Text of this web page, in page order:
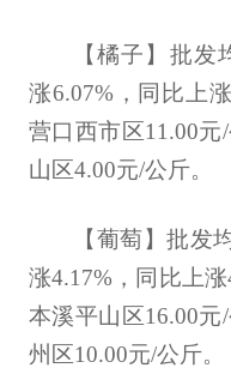
【橘子】批
涨6.07%，同比上
营口西市区11.00
山区4.00元/公斤。
【葡萄】批发
涨4.17%，同比上
本溪平山区16.00
州区10.00元/公斤。